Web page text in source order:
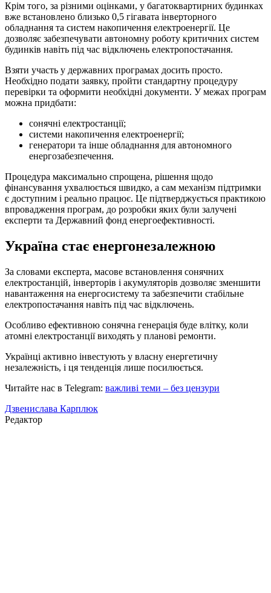
Крім того, за різними оцінками, у багатоквартирних будинках
вже встановлено близько 0,5 гігавата інверторного
обладнання та систем накопичення електроенергії. Це
дозволяє забезпечувати автономну роботу критичних систем
будинків навіть під час відключень електропостачання.
Взяти участь у державних програмах досить просто.
Необхідно подати заявку, пройти стандартну процедуру
перевірки та оформити необхідні документи. У межах програм
можна придбати:
сонячні електростанції;
системи накопичення електроенергії;
генератори та інше обладнання для автономного
енергозабезпечення.
Процедура максимально спрощена, рішення щодо
фінансування ухвалюється швидко, а сам механізм підтримки
є доступним і реально працює. Це підтверджується практикою
впровадження програм, до розробки яких були залучені
експерти та Державний фонд енергоефективності.
Україна стає енергонезалежною
За словами експерта, масове встановлення сонячних
електростанцій, інверторів і акумуляторів дозволяє зменшити
навантаження на енергосистему та забезпечити стабільне
електропостачання навіть під час відключень.
Особливо ефективною сонячна генерація буде влітку, коли
атомні електростанції виходять у планові ремонти.
Українці активно інвестують у власну енергетичну
незалежність, і ця тенденція лише посилюється.
Читайте нас в Telegram: важливі теми – без цензури
Дзвенислава Карплюк
Редактор